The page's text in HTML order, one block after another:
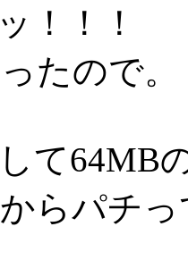
！！
たので。
て64MB
らパチ